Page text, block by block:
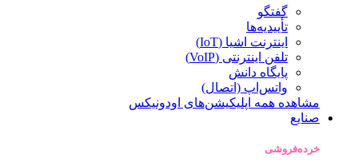
گفتگو
تأییدیه‌ها
اینترنت اشیا (IoT)
تلفن اینترنتی (VoIP)
پایگاه دانش
واتس‌اپ (اتصال)
مشاهده همه اپلیکیشن‌های اودونیکس
صنایع
خرده‌فروشی